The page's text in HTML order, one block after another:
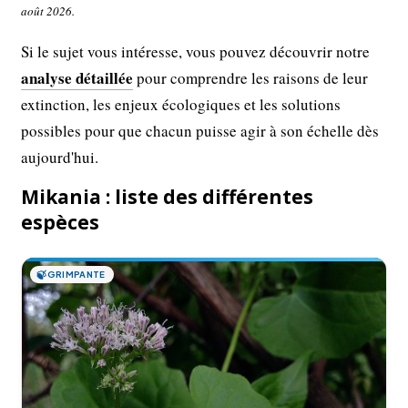
août 2026.
Si le sujet vous intéresse, vous pouvez découvrir notre
analyse détaillée pour comprendre les raisons de leur
extinction, les enjeux écologiques et les solutions
possibles pour que chacun puisse agir à son échelle dès
aujourd'hui.
Mikania : liste des différentes
espèces
🍃GRIMPANTE